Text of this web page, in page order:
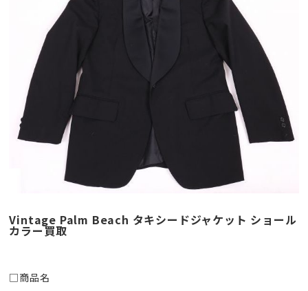
Vintage Palm Beach タキシードジャケット ショール
カラー買取
□商品名